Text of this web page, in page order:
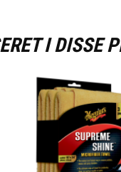
I DISSE